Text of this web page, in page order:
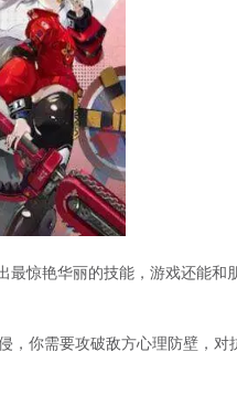
惊艳华丽的技能，游戏还能和
你需要攻破敌方心理防壁，